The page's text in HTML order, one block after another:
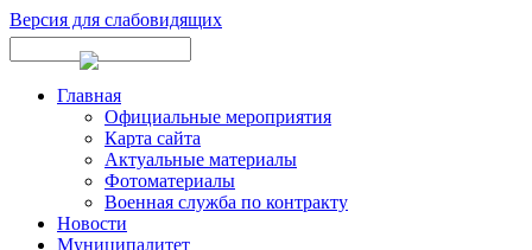
Версия для слабовидящих
Главная
Официальные мероприятия
Карта сайта
Актуальные материалы
Фотоматериалы
Военная служба по контракту
Новости
Муниципалитет